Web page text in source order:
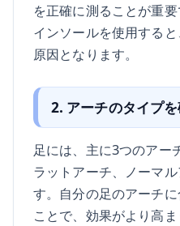
を正確に測ることが重
インソールを使用する
原因となります。
2. アーチのタイプ
足には、主に3つのアー
ラットアーチ、ノーマ
す。自分の足のアーチ
ことで、効果がより高ま